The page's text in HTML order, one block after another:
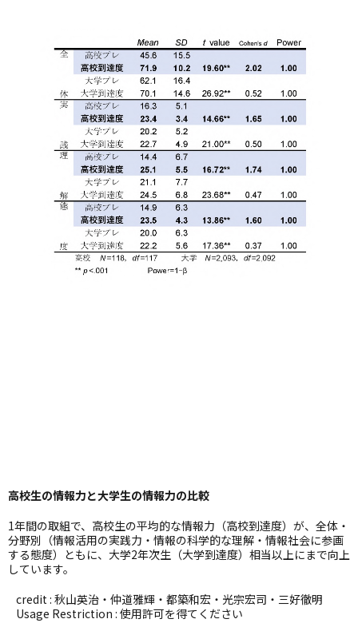
高校生の情報力と大学生の情報力の比較
1年間の取組で、高校生の平均的な情報力（高校到達度）が、全体・
分野別（情報活用の実践力・情報の科学的な理解・情報社会に参画
する態度）ともに、大学2年次生（大学到達度）相当以上にまで向上
しています。
credit : 秋山英治・仲道雅輝・都築和宏・光宗宏司・三好徹明
Usage Restriction : 使用許可を得てください